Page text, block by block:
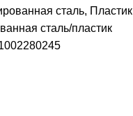
сталь, Пластик
сталь/пластик